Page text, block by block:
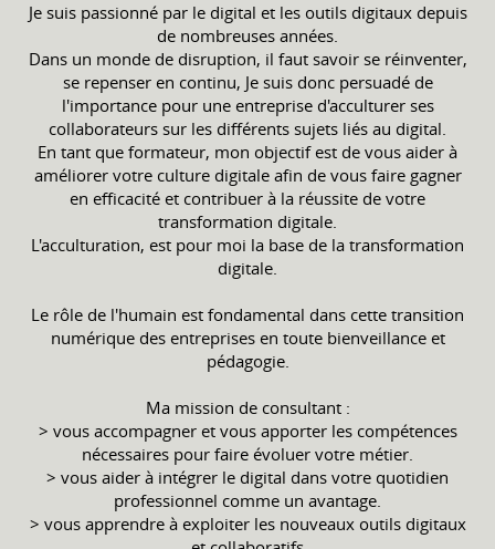
Je suis passionné par le digital et les outils digitaux depuis
de nombreuses années.
Dans un monde de disruption, il faut savoir se réinventer,
se repenser en continu, Je suis donc persuadé de
l'importance pour une entreprise d'acculturer ses
collaborateurs sur les différents sujets liés au digital.
En tant que formateur, mon objectif est de vous aider à
améliorer votre culture digitale afin de vous faire gagner
en efficacité et contribuer à la réussite de votre
transformation digitale.
L'acculturation, est pour moi la base de la transformation
digitale.
Le rôle de l'humain est fondamental dans cette transition
numérique des entreprises en toute bienveillance et
pédagogie.
Ma mission de consultant :
> vous accompagner et vous apporter les compétences
nécessaires pour faire évoluer votre métier.
> vous aider à intégrer le digital dans votre quotidien
professionnel comme un avantage.
> vous apprendre à exploiter les nouveaux outils digitaux